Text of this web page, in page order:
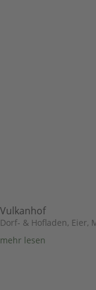
Vulkanhof
Dorf- & Hofladen, Eier,
mehr lesen